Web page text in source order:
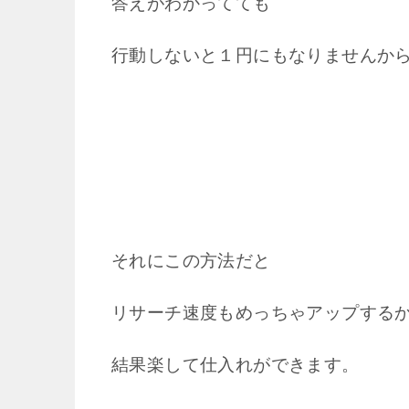
行動しないと１円にもなりませんか
それにこの方法だと
リサーチ速度もめっちゃアップする
結果楽して仕入れができます。